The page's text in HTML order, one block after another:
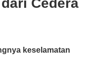
Cedera
keselamatan